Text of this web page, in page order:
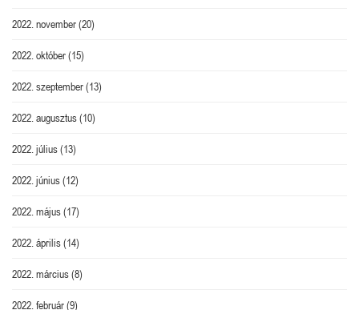
2022. november(20)
2022. október(15)
2022. szeptember(13)
2022. augusztus(10)
2022. július(13)
2022. június(12)
2022. május(17)
2022. április(14)
2022. március(8)
2022. február(9)